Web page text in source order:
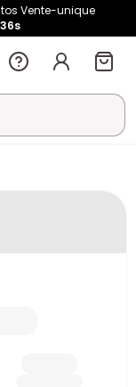
Vente-unique
36s